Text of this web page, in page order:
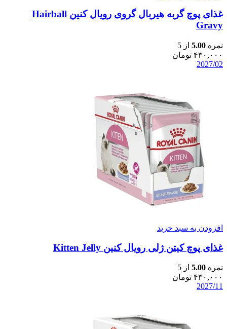
غذای پوچ گربه هیربال گروی رویال کنین Hairball
Gravy
نمره 5.00 از 5
۴۳۰,۰۰۰ تومان
2027/02
افزودن به سبد خرید
غذای پوچ کیتن ژلی رویال کنین Kitten Jelly
نمره 5.00 از 5
۴۳۰,۰۰۰ تومان
2027/11